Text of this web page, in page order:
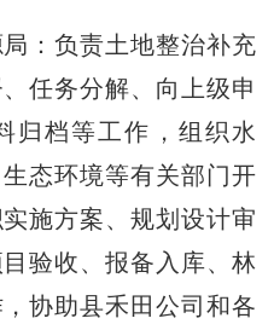
：负责土地整治补充
任务分解、向上级申
归档等工作，组织水
态环境等有关部门开
施方案、规划设计审
验收、报备入库、林
协助县禾田公司和各